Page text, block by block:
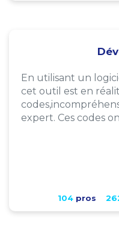
En utilisant un
cet outil est en
expert. Ces codes
104pros